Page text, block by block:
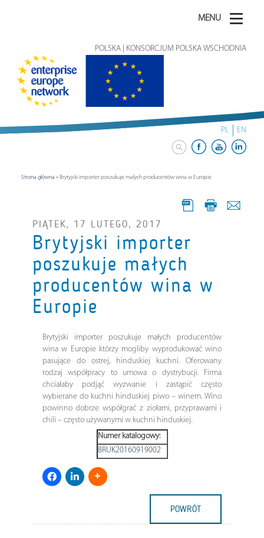
MENU
POLSKA | KONSORCJUM POLSKA WSCHODNIA
PL EN
Strona główna » Brytyjski importer poszukuje małych producentów wina w Europie
PIĄTEK, 17 LUTEGO, 2017
Brytyjski importer
poszukuje małych
producentów wina w
Europie
Brytyjski importer poszukuje małych producentów
wina w Europie którzy mogliby wyprodukować wino
pasujące do ostrej, hinduskiej kuchni. Oferowany
rodzaj współpracy to umowa o dystrybucji. Firma
chciałaby podjąć wyzwanie i zastąpić często
wybierane do kuchni hinduskiej piwo – winem. Wino
powinno dobrze współgrać z ziołami, przyprawami i
chili – często używanymi w kuchni hinduskiej.
Numer katalogowy:
BRUK20160919002
POWRÓT